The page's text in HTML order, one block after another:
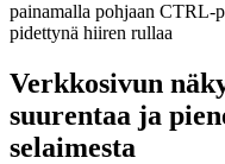
Verkkosivun
suurentaa ja
selaimesta